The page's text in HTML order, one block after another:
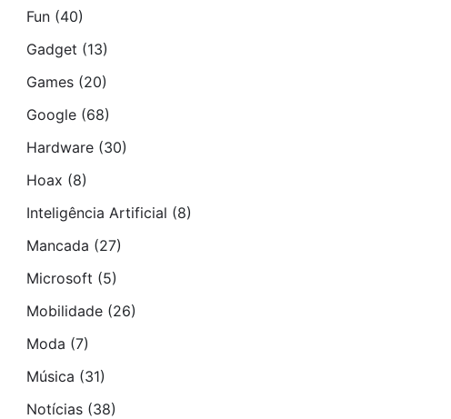
Fun (40)
Gadget (13)
Games (20)
Google (68)
Hardware (30)
Hoax (8)
Inteligência Artificial (8)
Mancada (27)
Microsoft (5)
Mobilidade (26)
Moda (7)
Música (31)
Notí­cias (38)